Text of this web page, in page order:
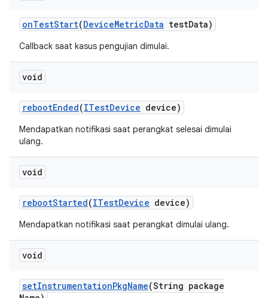
onTestStart(DeviceMetricData testData)
Callback saat kasus pengujian dimulai.
void
rebootEnded(ITestDevice device)
Mendapatkan notifikasi saat perangkat selesai dimulai
ulang.
void
rebootStarted(ITestDevice device)
Mendapatkan notifikasi saat perangkat dimulai ulang.
void
setInstrumentationPkgName(String package